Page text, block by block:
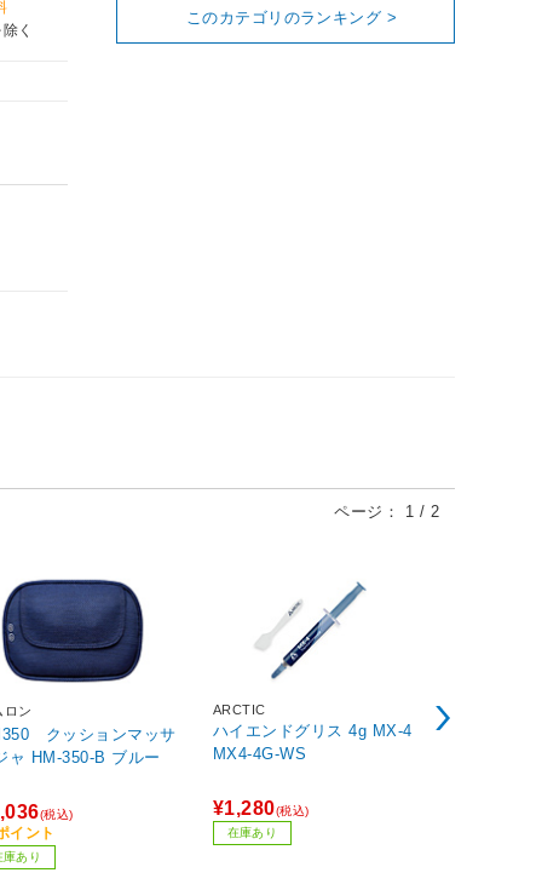
く
このカテゴリのランキング >
ページ： 1 / 2
ロン
クッションマッサ
ャ HM-350-B ブルー
(税込)
イント
庫あり
ARCTIC
ハイエンドグリス 4g MX-4
MX4-4G-WS
¥1,280(税込)
在庫あり